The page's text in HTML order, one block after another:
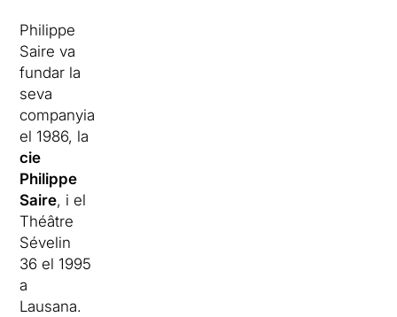
Philippe
Saire va
fundar la
seva
companyia
el 1986, la
cie
Philippe
Saire, i el
Théâtre
Sévelin
36 el 1995
a
Lausana.